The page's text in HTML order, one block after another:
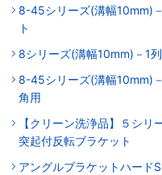
8-45シリーズ(溝幅10mm)
ト
8シリーズ(溝幅10mm)－1
8-45シリーズ(溝幅10mm)
角用
【クリーン洗浄品】５シ
突起付反転ブラケット
アングルブラケットハードS